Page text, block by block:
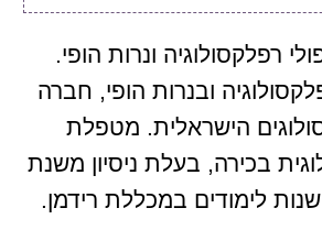
רפלקסולוגיה ונרות הופי.
ובנרות הופי, חברה
הישראלית. מטפלת
בכירה, בעלת ניסיון משנת